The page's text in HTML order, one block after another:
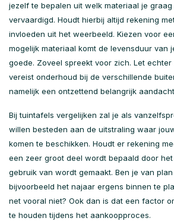
jezelf te bepalen uit welk materiaal je
vervaardigd. Houdt hierbij altijd rekening
invloeden uit het weerbeeld. Kiezen voor
mogelijk materiaal komt de levensduur van
goede. Zoveel spreekt voor zich. Let
vereist onderhoud bij de verschillende
namelijk een ontzettend belangrijk
Bij tuintafels vergelijken zal je als
willen besteden aan de uitstraling waar
komen te beschikken. Houdt er rekening
een zeer groot deel wordt bepaald door
gebruik van wordt gemaakt. Ben je van
bijvoorbeeld het najaar ergens binnen te
net vooral niet? Ook dan is dat een factor
te houden tijdens het aankoopproces.